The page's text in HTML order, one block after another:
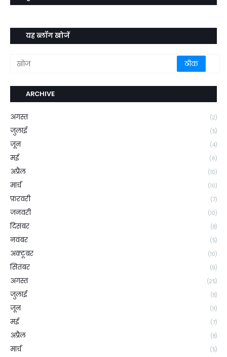
यह ब्लॉग खोजें
ARCHIVE
अगस्त (2)
जुलाई (5)
जून (4)
मई (6)
अप्रैल (10)
मार्च (10)
फ़रवरी (7)
जनवरी (10)
दिसंबर (8)
नवंबर (5)
अक्टूबर (10)
सितंबर (9)
अगस्त (25)
जुलाई (8)
जून (11)
मई (7)
अप्रैल (8)
मार्च (5)